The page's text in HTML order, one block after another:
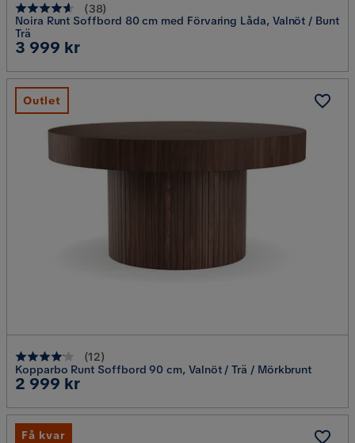
(38)
Noira Runt Soffbord 80 cm med Förvaring Låda, Valnöt / Bunt
Trä
Pris
3 999 kr
(12)
Kopparbo Runt Soffbord 90 cm, Valnöt / Trä / Mörkbrunt
Pris
2 999 kr
Outlet
Få kvar